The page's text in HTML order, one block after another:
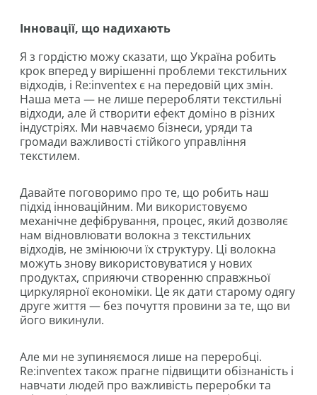
Інновації, що надихають
Я з гордістю можу сказати, що Україна робить
крок вперед у вирішенні проблеми текстильних
відходів, і Re:inventex є на передовій цих змін.
Наша мета — не лише переробляти текстильні
відходи, але й створити ефект доміно в різних
індустріях. Ми навчаємо бізнеси, уряди та
громади важливості стійкого управління
текстилем.
Давайте поговоримо про те, що робить наш
підхід інноваційним. Ми використовуємо
механічне дефібрування, процес, який дозволяє
нам відновлювати волокна з текстильних
відходів, не змінюючи їх структуру. Ці волокна
можуть знову використовуватися у нових
продуктах, сприяючи створенню справжньої
циркулярної економіки. Це як дати старому одягу
друге життя — без почуття провини за те, що ви
його викинули.
Але ми не зупиняємося лише на переробці.
Re:inventex також прагне підвищити обізнаність і
навчати людей про важливість переробки та